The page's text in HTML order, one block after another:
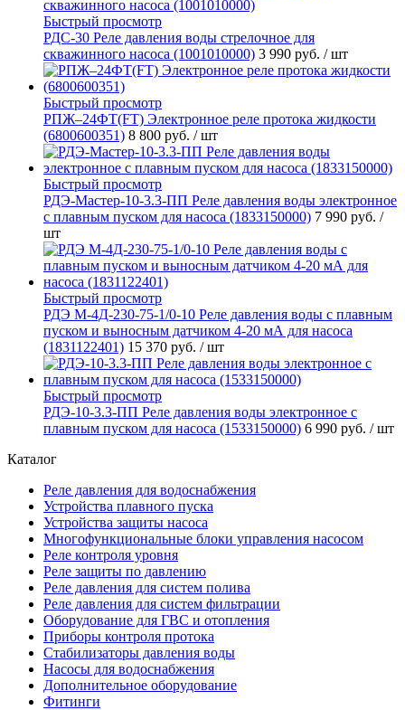
Быстрый просмотр
РДС-30 Реле давления воды стрелочное для
скважинного насоса (1001010000) 3 990 руб. / шт
Быстрый просмотр
РПЖ–24ФТ(FT) Электронное реле протока жидкости
(6800600351) 8 800 руб. / шт
Быстрый просмотр
РДЭ-Мастер-10-3.3-ПП Реле давления воды электронное
с плавным пуском для насоса (1833150000) 7 990 руб. /
шт
Быстрый просмотр
РДЭ М-4Д-230-75-1/0-10 Реле давления воды с плавным
пуском и выносным датчиком 4-20 мА для насоса
(1831122401) 15 370 руб. / шт
Быстрый просмотр
РДЭ-10-3.3-ПП Реле давления воды электронное с
плавным пуском для насоса (1533150000) 6 990 руб. / шт
Каталог
Реле давления для водоснабжения
Устройства плавного пуска
Устройства защиты насоса
Многофункциональные блоки управления насосом
Реле контроля уровня
Реле защиты по давлению
Реле давления для систем полива
Реле давления для систем фильтрации
Оборудование для ГВС и отопления
Приборы контроля протока
Стабилизаторы давления воды
Насосы для водоснабжения
Дополнительное оборудование
Фитинги